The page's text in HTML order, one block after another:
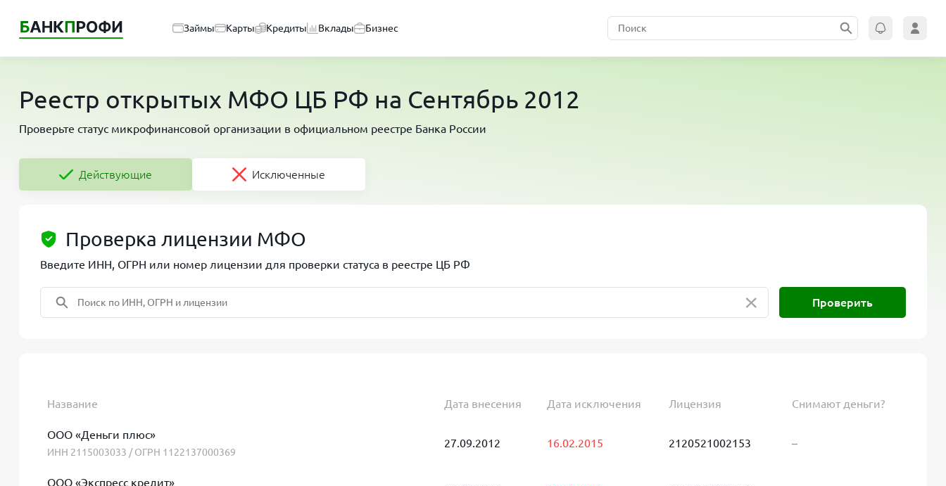
Займы Карты Кредиты Вклады Бизнес
Реестр открытых МФО ЦБ РФ на Сентябрь 2012
Проверьте статус микрофинансовой организации в официальном реестре Банка России
Действующие Исключенные
Проверка лицензии МФО
Введите ИНН, ОГРН или номер лицензии для проверки статуса в реестре ЦБ РФ
Проверить
×
Название Дата внесения Дата исключения Лицензия Снимают деньги?
ООО «Деньги плюс»
ИНН 2115003033 / ОГРН 1122137000369
27.09.2012 16.02.2015 2120521002153 –
ООО «Экспресс кредит»